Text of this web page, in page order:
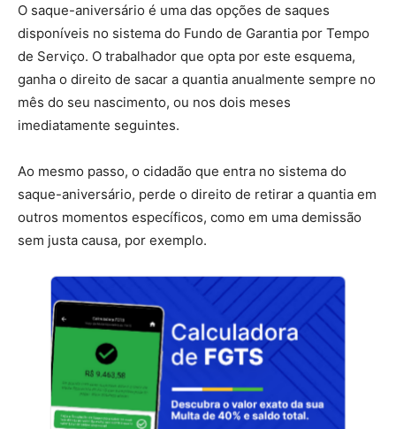
O saque-aniversário é uma das opções de saques
disponíveis no sistema do Fundo de Garantia por Tempo
de Serviço. O trabalhador que opta por este esquema,
ganha o direito de sacar a quantia anualmente sempre no
mês do seu nascimento, ou nos dois meses
imediatamente seguintes.
Ao mesmo passo, o cidadão que entra no sistema do
saque-aniversário, perde o direito de retirar a quantia em
outros momentos específicos, como em uma demissão
sem justa causa, por exemplo.